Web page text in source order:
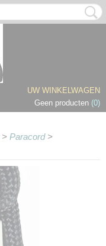
UW WINKELWAGEN
Geen producten (0)
> Paracord>